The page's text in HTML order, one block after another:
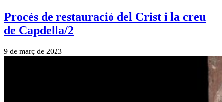
Procés de restauració del Crist i la creu
de Capdella/2
9 de març de 2023